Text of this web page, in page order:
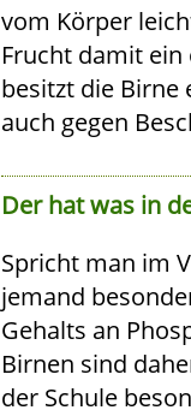
vom Körper
Frucht damit
besitzt die
auch gegen
Der hat was in
Spricht man im
jemand
Gehalts an
Birnen sind
der Schule